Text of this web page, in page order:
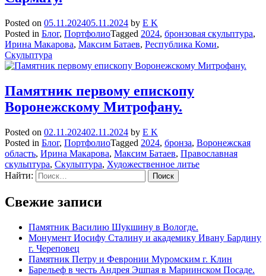
Posted on 05.11.202405.11.2024 by E K
Posted in Блог, ПортфолиоTagged 2024, бронзовая скульптура,
Ирина Макарова, Максим Батаев, Республика Коми,
Скульптура
Памятник первому епископу
Воронежскому Митрофану.
Posted on 02.11.202402.11.2024 by E K
Posted in Блог, ПортфолиоTagged 2024, бронза, Воронежская
область, Ирина Макарова, Максим Батаев, Православная
скульптура, Скульптура, Художественное литье
Найти:
Свежие записи
Памятник Василию Шукшину в Вологде.
Монумент Иосифу Сталину и академику Ивану Бардину
г. Череповец
Памятник Петру и Февронии Муромским г. Клин
Барельеф в честь Андрея Эшпая в Мариинском Посаде.